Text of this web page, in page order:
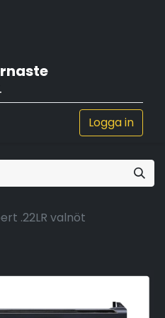
Logga in
.22LR valnöt